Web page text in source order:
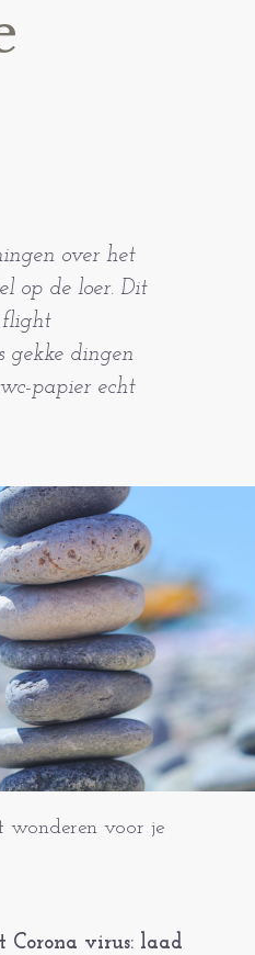
over het
op de loer. Dit
flight
gekke dingen
papier echt
wonderen voor je
Corona virus: laad